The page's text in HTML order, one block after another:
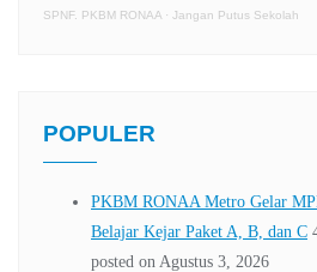
SPNF. PKBM RONAA · Jangan Putus Sekolah
POPULER